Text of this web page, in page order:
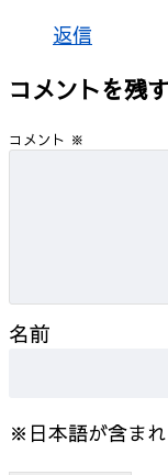
返信
コメントを残す
コメント ※
名前
※日本語が含まれ